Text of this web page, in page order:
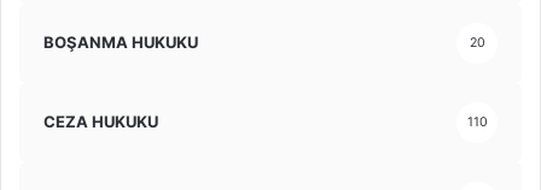
BOŞANMA HUKUKU 20
CEZA HUKUKU 110